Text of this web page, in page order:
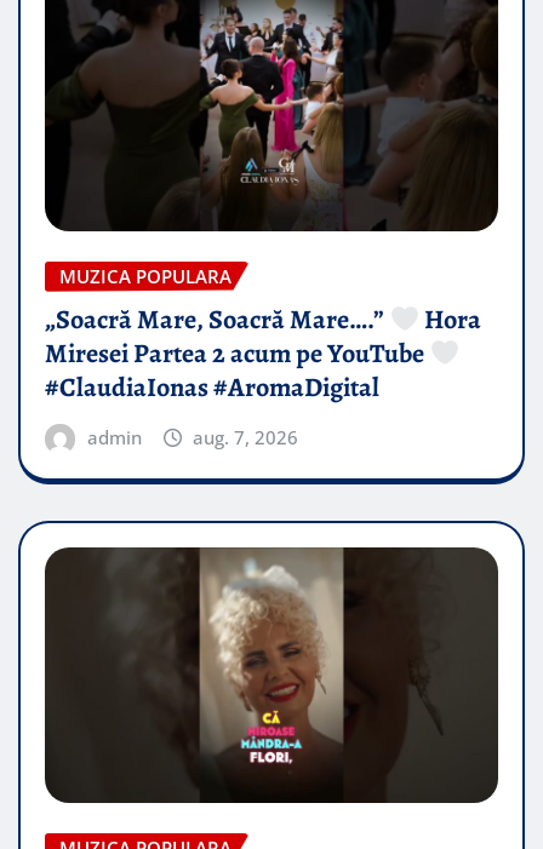
MUZICA POPULARA
„Soacră Mare, Soacră Mare….”
Hora
Miresei Partea 2 acum pe YouTube
#ClaudiaIonas #AromaDigital
admin aug. 7, 2026